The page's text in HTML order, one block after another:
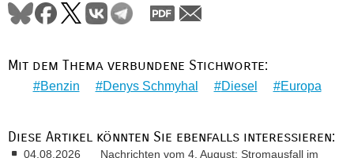
Mit dem Thema verbundene Stichworte:
Benzin Denys Schmyhal Diesel Europa
Diese Artikel könnten Sie ebenfalls interessieren:
04.08.2026 Nachrichten vom 4. August: Stromausfall im